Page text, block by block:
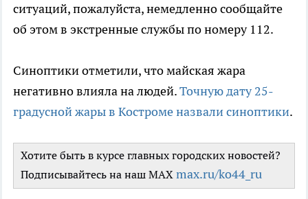
ситуаций, пожалуйста, немедленно сообщайте
об этом в экстренные службы по номеру 112.
Синоптики отметили, что майская жара
негативно влияла на людей.Точную дату 25-
градусной жары в Костроме назвали синоптики.
Хотите быть в курсе главных городских новостей?
Подписывайтесь на наш MAX max.ru/ko44_ru